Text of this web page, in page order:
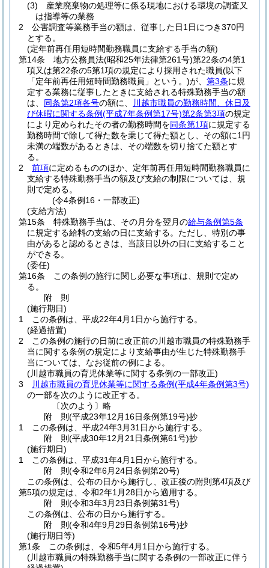
(3)
産業廃棄物の処理等に係る現地における環境の調査又
は指導等の業務
2
公害調査等業務手当の額は、従事した日1日につき370円
とする。
(定年前再任用短時間勤務職員に支給する手当の額)
第14条
地方公務員法(昭和25年法律第261号)第22条の4第1
項又は第22条の5第1項の規定により採用された職員(以下
「定年前再任用短時間勤務職員」という。)が、 第3条に規
定する業務に従事したときに支給される特殊勤務手当の額
は、 同条第2項各号の額に、
川越市職員の勤務時間、休日及
び休暇に関する条例(平成7年条例第17号)第2条第3項の規定
により定められたその者の勤務時間を同条第1項に規定する
勤務時間で除して得た数を乗じて得た額とし、その額に1円
未満の端数があるときは、その端数を切り捨てた額とす
る。
2
前項に定めるもののほか、定年前再任用短時間勤務職員に
支給する特殊勤務手当の額及び支給の制限については、規
則で定める。
(令4条例16・一部改正)
(支給方法)
第15条
特殊勤務手当は、その月分を翌月の給与条例第5条
に規定する給料の支給の日に支給する。 ただし、特別の事
由があると認めるときは、当該日以外の日に支給すること
ができる。
(委任)
第16条
この条例の施行に関し必要な事項は、規則で定め
る。
附 則
(施行期日)
1
この条例は、平成22年4月1日から施行する。
(経過措置)
2
この条例の施行の日前に改正前の川越市職員の特殊勤務手
当に関する条例の規定により支給事由が生じた特殊勤務手
当については、なお従前の例による。
(川越市職員の育児休業等に関する条例の一部改正)
3
川越市職員の育児休業等に関する条例(平成4年条例第3号)
の一部を次のように改正する。
〔次のよう〕略
附 則(平成23年12月16日条例第19号)抄
1
この条例は、平成24年3月31日から施行する。
附 則(平成30年12月21日条例第61号)抄
(施行期日)
1
この条例は、平成31年4月1日から施行する。
附 則(令和2年6月24日条例第20号)
この条例は、公布の日から施行し、改正後の附則第4項及び
第5項の規定は、令和2年1月28日から適用する。
附 則(令和3年3月23日条例第31号)
この条例は、公布の日から施行する。
附 則(令和4年9月29日条例第16号)抄
(施行期日等)
第1条
この条例は、令和5年4月1日から施行する。
(川越市職員の特殊勤務手当に関する条例の一部改正に伴う